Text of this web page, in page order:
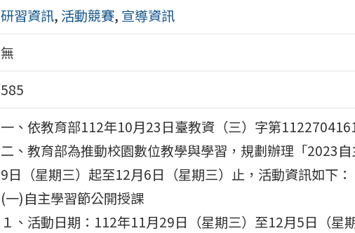
研習資訊, 活動競賽, 宣導資訊
無
585
一、依教育部112年10月23日臺教資（三）字第
二、教育部為推動校園數位教學與學習，規劃辦理「2023
9日（星期三）起至12月6日（星期三）止，活動資訊如下：
(一)自主學習節公開授課
１、活動日期：112年11月29日（星期三）至12月5日（星